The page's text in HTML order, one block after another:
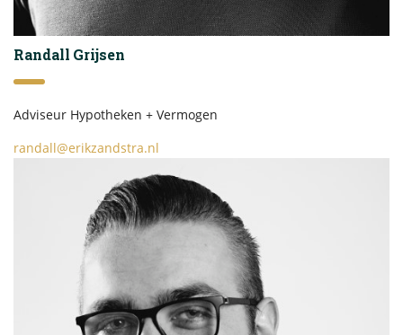
Randall Grijsen
Adviseur Hypotheken + Vermogen
randall@erikzandstra.nl